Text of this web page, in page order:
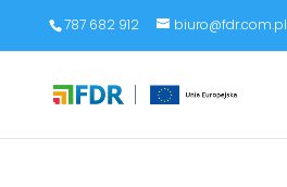
787 682 912 biuro@fdr.com.pl